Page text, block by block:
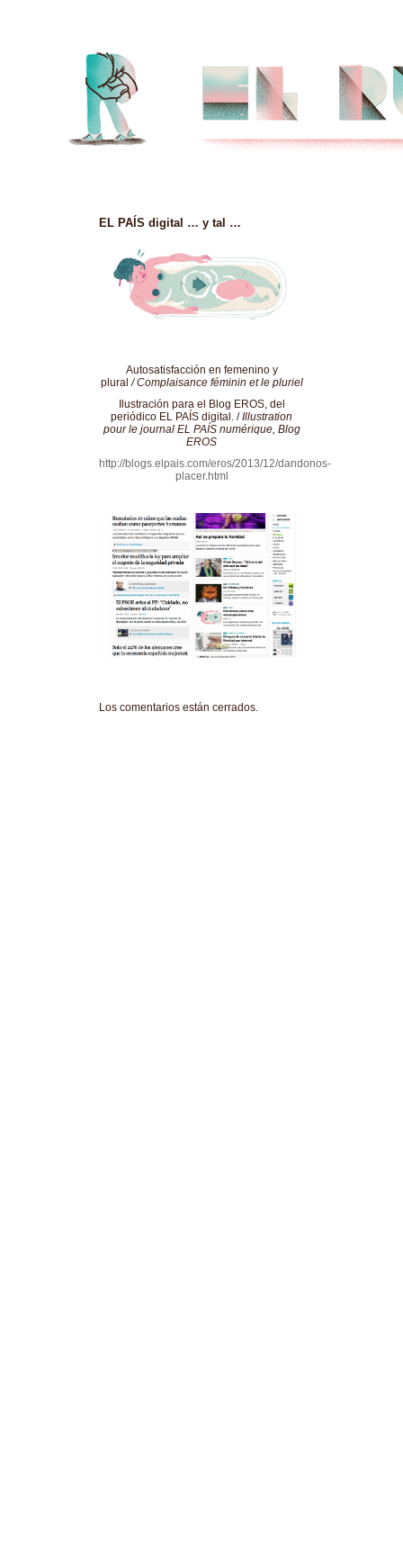
EL PAÍS digital … y tal …
Autosatisfacción en femenino y
plural/ Complaisance féminin et le pluriel
Ilustración para el Blog EROS, del
periódico EL PAÍS digital. /Illustration
pour le journal EL PAÍS numérique, Blog
EROS
http://blogs.elpais.com/eros/2013/12/dandonos-
placer.html
Los comentarios están cerrados.